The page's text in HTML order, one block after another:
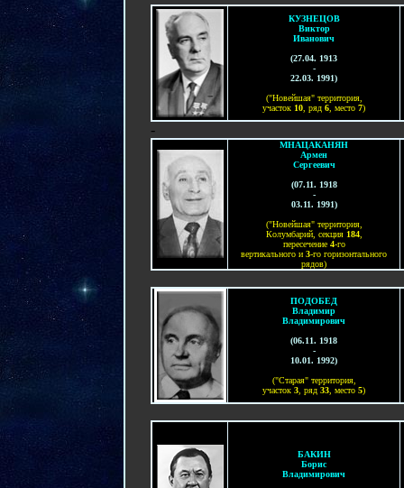
КУЗНЕЦОВ
Виктор
Иванович
(27.04. 1913
-
22.03. 1991)
("Новейшая" территория,
участок 10, ряд 6, место 7)
-
МНАЦАКАНЯН
Армен
Сергеевич
(07.11. 1918
-
03.11. 1991)
("Новейшая" территория,
Колумбарий, секция 184,
пересечение 4-го
вертикального и 3-го горизонтального
рядов)
ПОДОБЕД
Владимир
Владимирович
(06.11. 1918
-
10.01. 1992)
("Старая" территория,
участок 3, ряд 33, место 5)
БАКИН
Борис
Владимирович